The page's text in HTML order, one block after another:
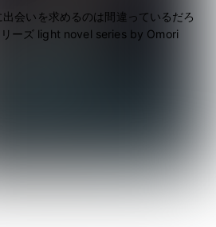
会いを求めるのは間違っているだろ
ーズ light novel series by Omori